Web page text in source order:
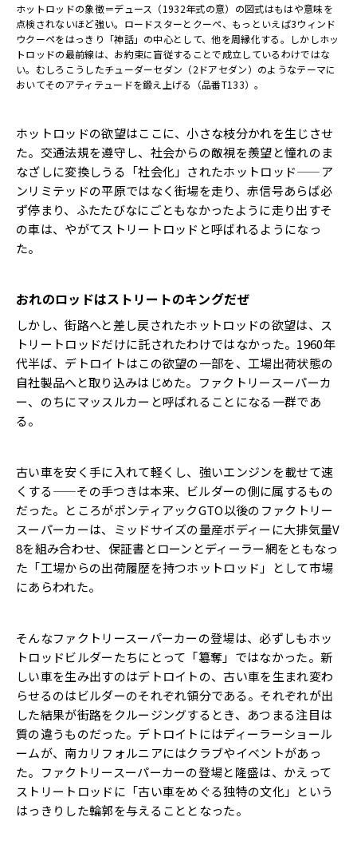
ホットロッドの象徴＝デュース（1932年式の意）の図式はもはや意味を
点検されないほど強い。ロードスターとクーペ、もっといえば3ウィンド
ウクーペをはっきり「神話」の中心として、他を周縁化する。しかしホッ
トロッドの最前線は、お約束に盲従することで成立しているわけではな
い。むしろこうしたチューダーセダン（2ドアセダン）のようなテーマに
おいてそのアティテュードを鍛え上げる（品番T133）。
ホットロッドの欲望はここに、小さな枝分かれを生じさせ
た。交通法規を遵守し、社会からの敵視を羨望と憧れのま
なざしに変換しうる「社会化」されたホットロッド——ア
ンリミテッドの平原ではなく街場を走り、赤信号あらば必
ず停まり、ふたたびなにごともなかったように走り出すそ
の車は、やがてストリートロッドと呼ばれるようになっ
た。
おれのロッドはストリートのキングだぜ
しかし、街路へと差し戻されたホットロッドの欲望は、ス
トリートロッドだけに託されたわけではなかった。1960年
代半ば、デトロイトはこの欲望の一部を、工場出荷状態の
自社製品へと取り込みはじめた。ファクトリースーパーカ
ー、のちにマッスルカーと呼ばれることになる一群であ
る。
古い車を安く手に入れて軽くし、強いエンジンを載せて速
くする——その手つきは本来、ビルダーの側に属するもの
だった。ところがポンティアックGTO以後のファクトリー
スーパーカーは、ミッドサイズの量産ボディーに大排気量V
8を組み合わせ、保証書とローンとディーラー網をともなっ
た「工場からの出荷履歴を持つホットロッド」として市場
にあらわれた。
そんなファクトリースーパーカーの登場は、必ずしもホッ
トロッドビルダーたちにとって「簒奪」ではなかった。新
しい車を生み出すのはデトロイトの、古い車を生まれ変わ
らせるのはビルダーのそれぞれ領分である。それぞれが出
した結果が街路をクルージングするとき、あつまる注目は
質の違うものだった。デトロイトにはディーラーショール
ームが、南カリフォルニアにはクラブやイベントがあっ
た。ファクトリースーパーカーの登場と隆盛は、かえって
ストリートロッドに「古い車をめぐる独特の文化」という
はっきりした輪郭を与えることとなった。